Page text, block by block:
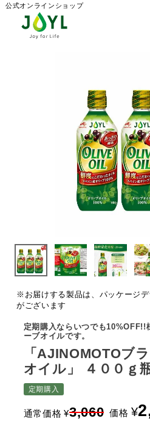
公式オンラインショップ
※お届けする製品は、パッケージ
がございます
定期購入ならいつでも10%OFF!!
ーブオイルです。
「AJINOMOTOブ
オイル」 ４００ｇ
定期購入
通常価格 ¥3,060 価格 ¥